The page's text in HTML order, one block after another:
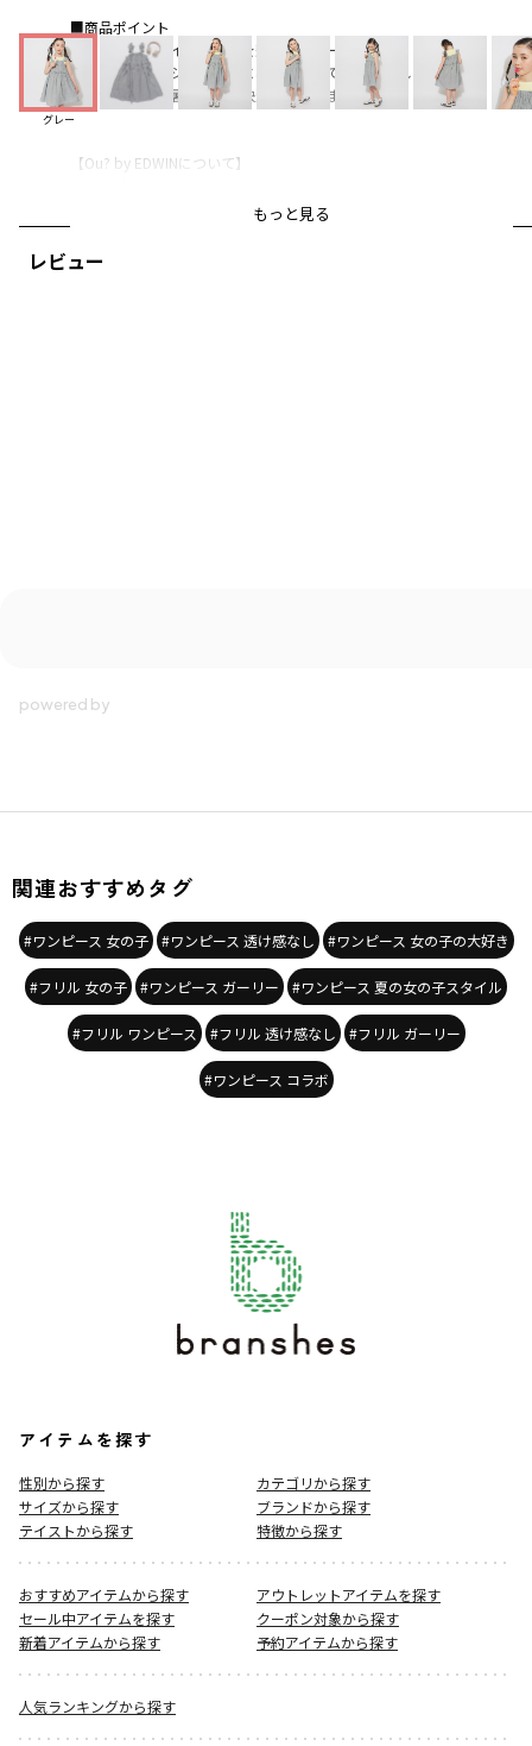
グレー
レビュー
■商品ポイント
夏らしいストライプ柄が目を惹くワンピース♪
ふわっと広がるシルエットに、肩フリルでかわいらしさをプラス
軽やかな素材で暑い季節も快適に着られます
【Ou? by EDWINについて】
0.5秒ですきになるキッズデニム
とっておきの日に着たい、ひねりのきいたワンピースも。
性別タイプ
もっと見る
関連おすすめタグ
#ワンピース 女の子 #ワンピース 透け感なし #ワンピース 女の子の大好き
#フリル 女の子 #ワンピース ガーリー #ワンピース 夏の女の子スタイル
#フリル ワンピース #フリル 透け感なし #フリル ガーリー
#ワンピース コラボ
アイテムを探す
性別から探す
カテゴリから探す
サイズから探す
ブランドから探す
テイストから探す
特徴から探す
おすすめアイテムから探す
アウトレットアイテムを探す
セール中アイテムを探す
クーポン対象から探す
新着アイテムから探す
予約アイテムから探す
人気ランキングから探す